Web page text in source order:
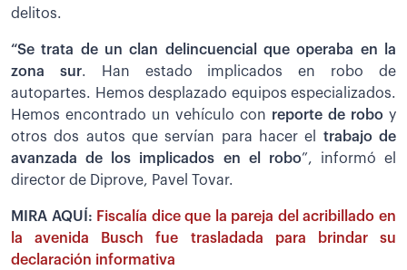
delitos.
“Se trata de un clan delincuencial que operaba en la
zona sur. Han estado implicados en robo de
autopartes. Hemos desplazado equipos especializados.
Hemos encontrado un vehículo con reporte de robo y
otros dos autos que servían para hacer el trabajo de
avanzada de los implicados en el robo”, informó el
director de Diprove, Pavel Tovar.
MIRA AQUÍ: Fiscalía dice que la pareja del acribillado en
la avenida Busch fue trasladada para brindar su
declaración informativa